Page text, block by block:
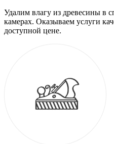
Удалим влагу из древесины в
камерах. Оказываем услуги
доступной цене.